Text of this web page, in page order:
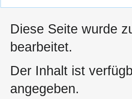
Diese Seite wurde
bearbeitet.
Der Inhalt ist
angegeben.